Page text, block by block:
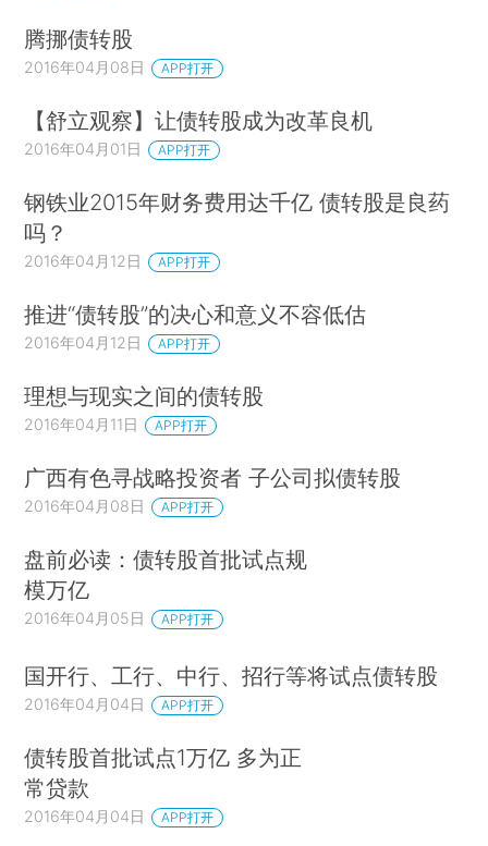
腾挪债转股
2016年04月08日 APP打开
【舒立观察】让债转股成为改革良机
2016年04月01日 APP打开
钢铁业2015年财务费用达千亿 债转股是良药
吗？
2016年04月12日 APP打开
推进“债转股”的决心和意义不容低估
2016年04月12日 APP打开
理想与现实之间的债转股
2016年04月11日 APP打开
广西有色寻战略投资者 子公司拟债转股
2016年04月08日 APP打开
盘前必读：债转股首批试点规
模万亿
2016年04月05日 APP打开
国开行、工行、中行、招行等将试点债转股
2016年04月04日 APP打开
债转股首批试点1万亿 多为正
常贷款
2016年04月04日 APP打开